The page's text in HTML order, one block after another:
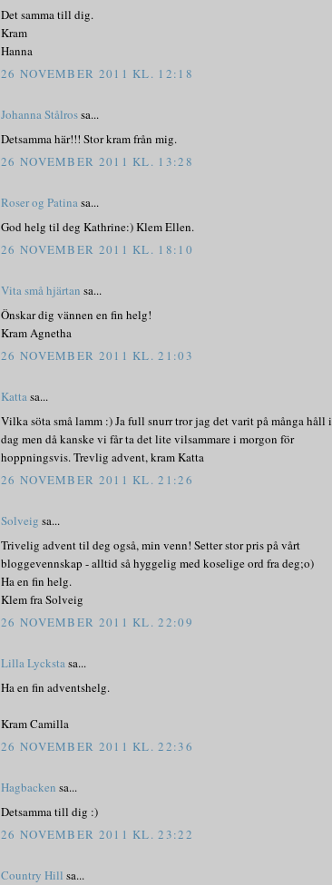
Det samma till dig.
Kram
Hanna
26 NOVEMBER 2011 KL. 12:18
Johanna Stålrossa...
Detsamma här!!! Stor kram från mig.
26 NOVEMBER 2011 KL. 13:28
Roser og Patinasa...
God helg til deg Kathrine:) Klem Ellen.
26 NOVEMBER 2011 KL. 18:10
Vita små hjärtan sa...
Önskar dig vännen en fin helg!
Kram Agnetha
26 NOVEMBER 2011 KL. 21:03
Kattasa...
Vilka söta små lamm :) Ja full snurr tror jag det varit på många håll i
dag men då kanske vi får ta det lite vilsammare i morgon för
hoppningsvis. Trevlig advent, kram Katta
26 NOVEMBER 2011 KL. 21:26
Solveig sa...
Trivelig advent til deg også, min venn! Setter stor pris på vårt
bloggevennskap - alltid så hyggelig med koselige ord fra deg;o)
Ha en fin helg.
Klem fra Solveig
26 NOVEMBER 2011 KL. 22:09
Lilla Lyckstasa...
Ha en fin adventshelg.
Kram Camilla
26 NOVEMBER 2011 KL. 22:36
Hagbacken sa...
Detsamma till dig :)
26 NOVEMBER 2011 KL. 23:22
Country Hill sa...